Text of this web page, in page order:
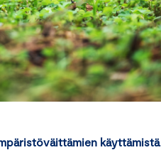
käyttämistä